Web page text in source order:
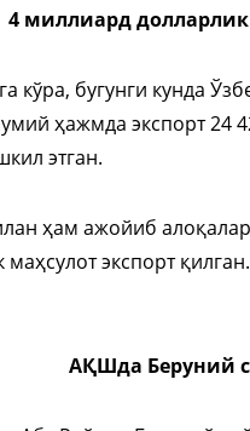
4 миллиард
кўра, бугунги кунда
ҳажмда экспорт 24
этган.
ҳам ажойиб
экспорт
АҚШда Беруний